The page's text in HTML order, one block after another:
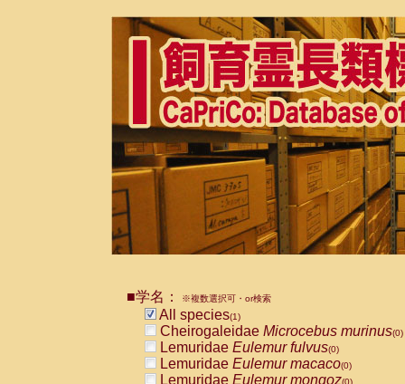
■学名： ※複数選択可・or検索
All species(1)
Cheirogaleidae Microcebus murinus(0)
Lemuridae Eulemur fulvus(0)
Lemuridae Eulemur macaco(0)
Lemuridae Eulemur mongoz(0)